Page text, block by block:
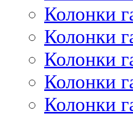
Колонки
Колонки
Колонки
Колонки
Колонки